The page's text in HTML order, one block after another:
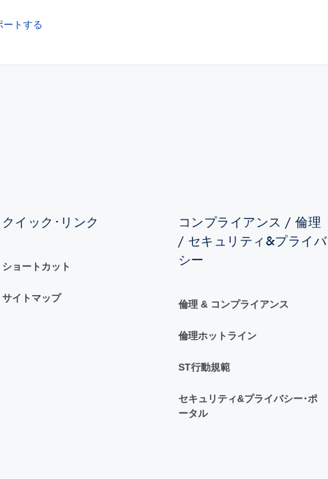
ートする
クイック･リンク
ショートカット
サイトマップ
コンプライアンス / 倫理
/ セキュリティ&プライバ
シー
倫理 & コンプライアンス
倫理ホットライン
ST行動規範
セキュリティ&プライバシー･ポ
ータル